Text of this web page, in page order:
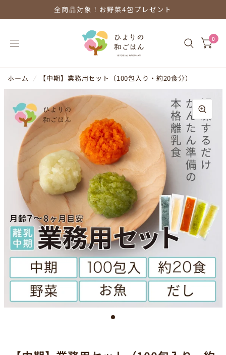
全商品対象！お野菜4包プレゼント
0
ホーム / 【中期】業務用セット（100包入り・約20食分）